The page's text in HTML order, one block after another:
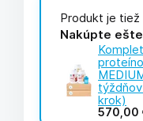
Produkt je
Nakúpte
krok)
570,00